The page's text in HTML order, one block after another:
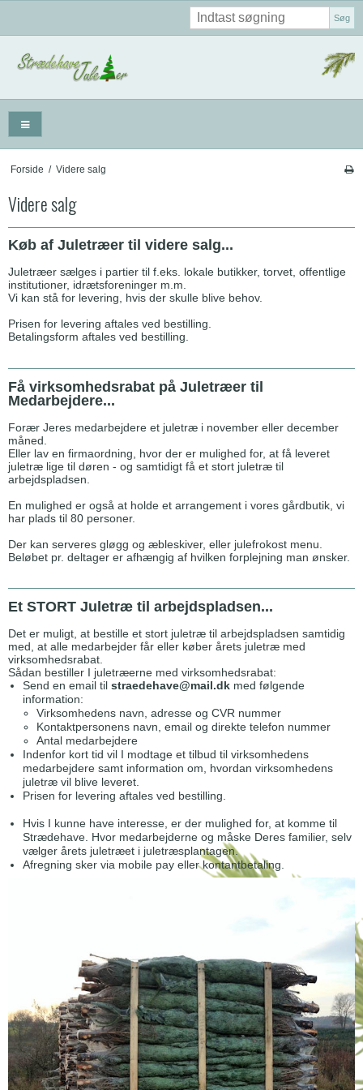
Søg
Forside / Videre salg
Videre salg
Køb af Juletræer til videre salg...
Juletræer sælges i partier til f.eks. lokale butikker, torvet, offentlige
institutioner, idrætsforeninger m.m.
Vi kan stå for levering, hvis der skulle blive behov.
Prisen for levering aftales ved bestilling.
Betalingsform aftales ved bestilling.
Få virksomhedsrabat på Juletræer til
Medarbejdere...
Forær Jeres medarbejdere et juletræ i november eller december
måned.
Eller lav en firmaordning, hvor der er mulighed for, at få leveret
juletræ lige til døren - og samtidigt få et stort juletræ til
arbejdspladsen.
En mulighed er også at holde et arrangement i vores gårdbutik, vi
har plads til 80 personer.
Der kan serveres gløgg og æbleskiver, eller julefrokost menu.
Beløbet pr. deltager er afhængig af hvilken forplejning man ønsker.
Et STORT Juletræ til arbejdspladsen...
Det er muligt, at bestille et stort juletræ til arbejdspladsen samtidig
med, at alle medarbejder får eller køber årets juletræ med
virksomhedsrabat.
Sådan bestiller I juletræerne med virksomhedsrabat:
Send en email til straedehave@mail.dkmed følgende
information:
Virksomhedens navn, adresse og CVR nummer
Kontaktpersonens navn, email og direkte telefon nummer
Antal medarbejdere
Indenfor kort tid vil I modtage et tilbud til virksomhedens
medarbejdere samt information om, hvordan virksomhedens
juletræ vil blive leveret.
Prisen for levering aftales ved bestilling.
Hvis I kunne have interesse, er der mulighed for, at komme til
Strædehave. Hvor medarbejderne og måske Deres familier, selv
vælger årets juletræet i juletræsplantagen.
Afregning sker via mobile pay eller kontantbetaling.